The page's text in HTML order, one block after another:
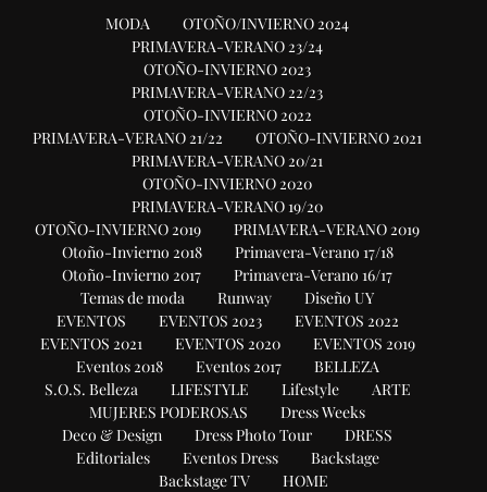
MODA
OTOÑO/INVIERNO 2024
PRIMAVERA-VERANO 23/24
OTOÑO-INVIERNO 2023
PRIMAVERA-VERANO 22/23
OTOÑO-INVIERNO 2022
PRIMAVERA-VERANO 21/22
OTOÑO-INVIERNO 2021
PRIMAVERA-VERANO 20/21
OTOÑO-INVIERNO 2020
PRIMAVERA-VERANO 19/20
OTOÑO-INVIERNO 2019
PRIMAVERA-VERANO 2019
Otoño-Invierno 2018
Primavera-Verano 17/18
Otoño-Invierno 2017
Primavera-Verano 16/17
Temas de moda
Runway
Diseño UY
EVENTOS
EVENTOS 2023
EVENTOS 2022
EVENTOS 2021
EVENTOS 2020
EVENTOS 2019
Eventos 2018
Eventos 2017
BELLEZA
S.O.S. Belleza
LIFESTYLE Lifestyle
ARTE
MUJERES PODEROSAS
Dress Weeks
Deco & Design
Dress Photo Tour
DRESS
Editoriales
Eventos Dress
Backstage
Backstage TV
HOME